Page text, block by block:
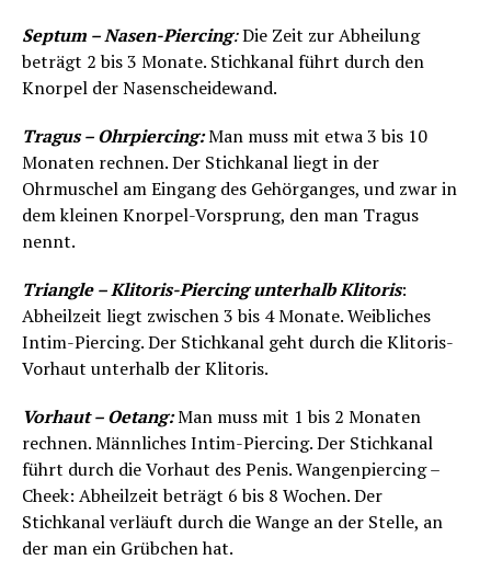
Septum – Nasen-Piercing:Die Zeit zur Abheilung
beträgt 2 bis 3 Monate. Stichkanal führt durch den
Knorpel der Nasenscheidewand.
Tragus – Ohrpiercing:Man muss mit etwa 3 bis 10
Monaten rechnen. Der Stichkanal liegt in der
Ohrmuschel am Eingang des Gehörganges, und zwar in
dem kleinen Knorpel-Vorsprung, den man Tragus
nennt.
Triangle – Klitoris-Piercing unterhalb Klitoris:
Abheilzeit liegt zwischen 3 bis 4 Monate. Weibliches
Intim-Piercing. Der Stichkanal geht durch die Klitoris-
Vorhaut unterhalb der Klitoris.
Vorhaut – Oetang:Man muss mit 1 bis 2 Monaten
rechnen. Männliches Intim-Piercing. Der Stichkanal
führt durch die Vorhaut des Penis. Wangenpiercing –
Cheek: Abheilzeit beträgt 6 bis 8 Wochen. Der
Stichkanal verläuft durch die Wange an der Stelle, an
der man ein Grübchen hat.